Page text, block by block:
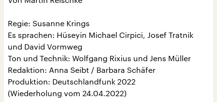
Regie: Susanne Krings
Es sprachen: Hüseyin Michael Cirpici, Josef Tratnik
und David Vormweg
Ton und Technik: Wolfgang Rixius und Jens Müller
Redaktion: Anna Seibt / Barbara Schäfer
Produktion: Deutschlandfunk 2022
(Wiederholung vom 24.04.2022)